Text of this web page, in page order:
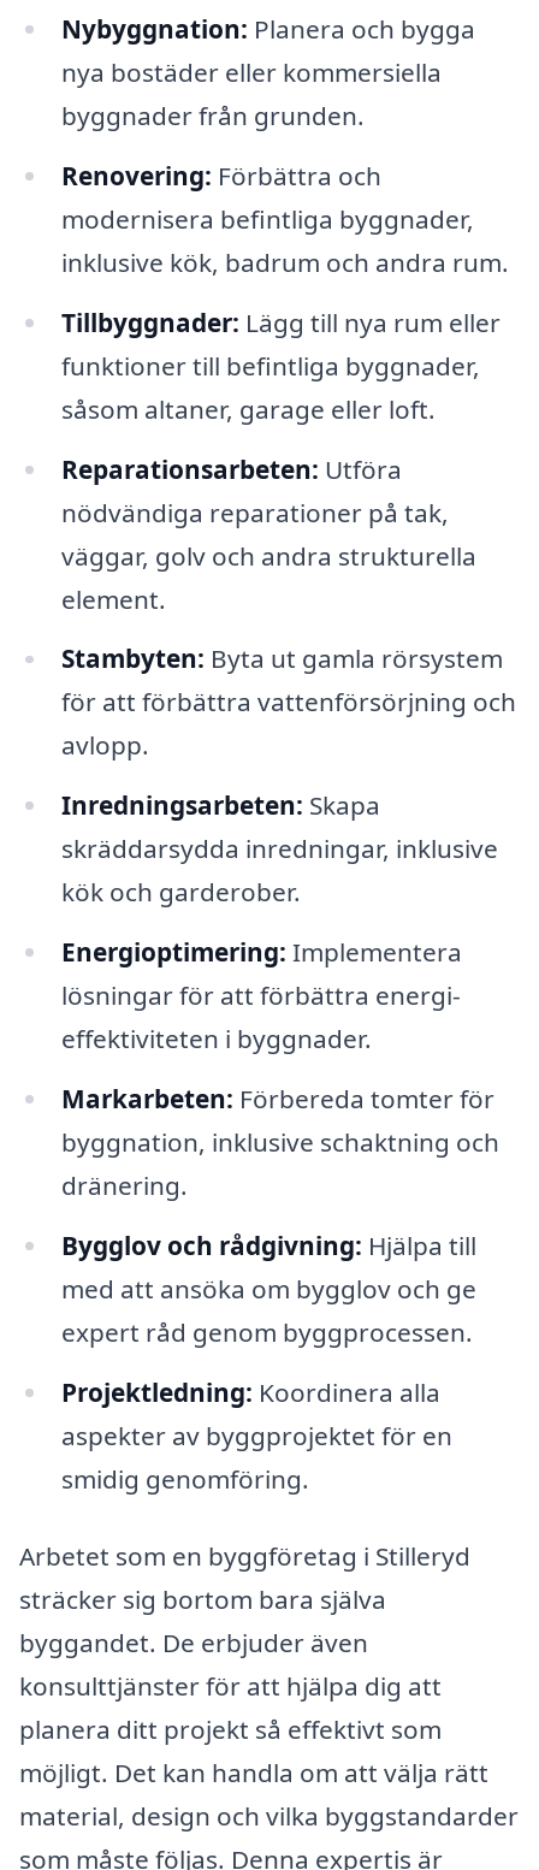
Nybyggnation: Planera och bygga
nya bostäder eller kommersiella
byggnader från grunden.
Renovering: Förbättra och
modernisera befintliga byggnader,
inklusive kök, badrum och andra rum.
Tillbyggnader: Lägg till nya rum eller
funktioner till befintliga byggnader,
såsom altaner, garage eller loft.
Reparationsarbeten: Utföra
nödvändiga reparationer på tak,
väggar, golv och andra strukturella
element.
Stambyten: Byta ut gamla rörsystem
för att förbättra vattenförsörjning och
avlopp.
Inredningsarbeten: Skapa
skräddarsydda inredningar, inklusive
kök och garderober.
Energioptimering: Implementera
lösningar för att förbättra energi-
effektiviteten i byggnader.
Markarbeten: Förbereda tomter för
byggnation, inklusive schaktning och
dränering.
Bygglov och rådgivning: Hjälpa till
med att ansöka om bygglov och ge
expert råd genom byggprocessen.
Projektledning: Koordinera alla
aspekter av byggprojektet för en
smidig genomföring.
Arbetet som en byggföretag i Stilleryd
sträcker sig bortom bara själva
byggandet. De erbjuder även
konsulttjänster för att hjälpa dig att
planera ditt projekt så effektivt som
möjligt. Det kan handla om att välja rätt
material, design och vilka byggstandarder
som måste följas. Denna expertis är